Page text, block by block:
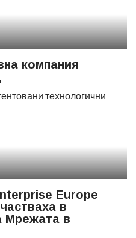
компания
технологични
Europe
в
Mрежата в